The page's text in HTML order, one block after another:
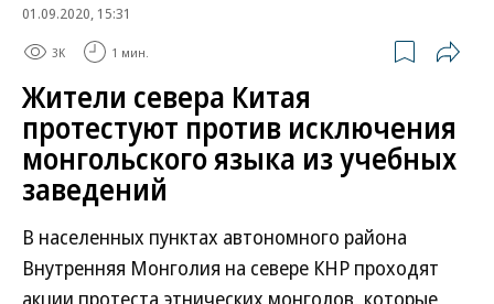
01.09.2020, 15:31
3K 1 мин.
Жители севера Китая
протестуют против исключения
монгольского языка из учебных
заведений
В населенных пунктах автономного района
Внутренняя Монголия на севере КНР проходят
акции протеста этнических монголов, которые